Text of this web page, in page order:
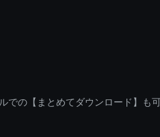
の【まとめてダウンロード】も可